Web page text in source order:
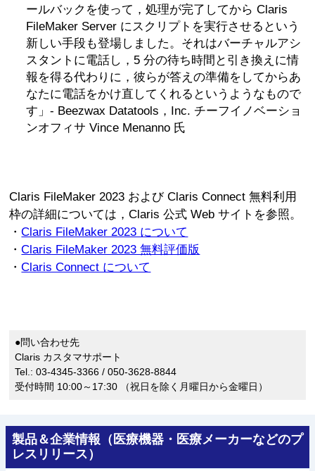
ールバックを使って，処理が完了してから Claris
FileMaker Server にスクリプトを実行させるという
新しい手段も登場しました。それはバーチャルアシ
スタントに電話し，5 分の待ち時間と引き換えに情
報を得る代わりに，彼らが答えの準備をしてからあ
なたに電話をかけ直してくれるというようなもので
す」- Beezwax Datatools，Inc. チーフイノベーショ
ンオフィサ Vince Menanno 氏
Claris FileMaker 2023 および Claris Connect 無料利用
枠の詳細については，Claris 公式 Web サイトを参照。
・Claris FileMaker 2023 について
・Claris FileMaker 2023 無料評価版
・Claris Connect について
●問い合わせ先
Claris カスタマサポート
Tel.: 03-4345-3366 / 050-3628-8844
受付時間 10:00～17:30 （祝日を除く月曜日から金曜日）
製品＆企業情報（医療機器・医療メーカーなどのプ
レスリリース）